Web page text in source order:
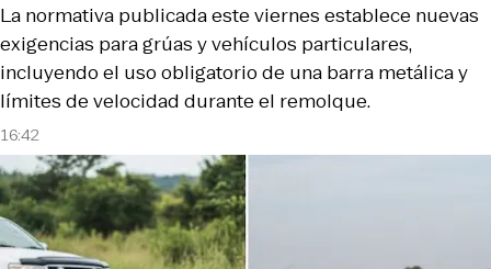
16:42
La normativa publicada este viernes establece nuevas
exigencias para grúas y vehículos particulares,
incluyendo el uso obligatorio de una barra metálica y
límites de velocidad durante el remolque.